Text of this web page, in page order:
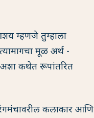
म्हणजे तुम्हाला
मूळ अर्थ -
अशा कथेत रूपांतरित
कलाकार आणि